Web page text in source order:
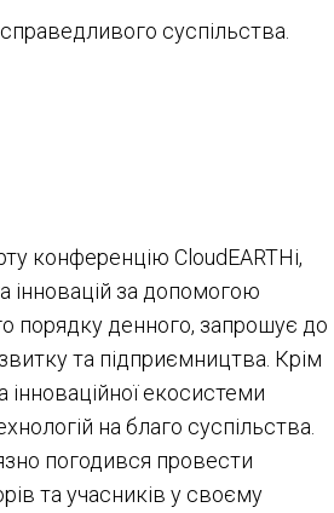
суспільства.
конференцію CloudEARTHi,
інновацій за допомогою
порядку денного, запрошує до
та підприємництва. Крім
інноваційної екосистеми
на благо суспільства.
погодився провести
та учасників у своєму